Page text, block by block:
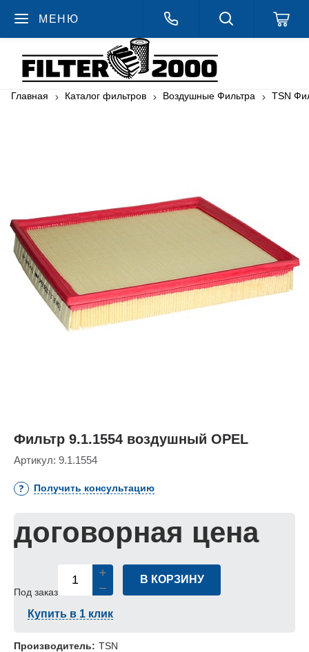
МЕНЮ
Главная Каталог фильтров Воздушные Фильтра TSN
Фильтр 9.1.1554 воздушный OPEL
Артикул: 9.1.1554
Получить консультацию
договорная цена
Под заказ
В КОРЗИНУ
Купить в 1 клик
Производитель: TSN